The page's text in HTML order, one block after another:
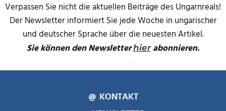
Verpassen Sie nicht die aktuellen Beiträge des Ungarnreals!
Der Newsletter informiert Sie jede Woche in ungarischer
und deutscher Sprache über die neuesten Artikel.
Sie können den Newsletterhierabonnieren.
KONTAKT